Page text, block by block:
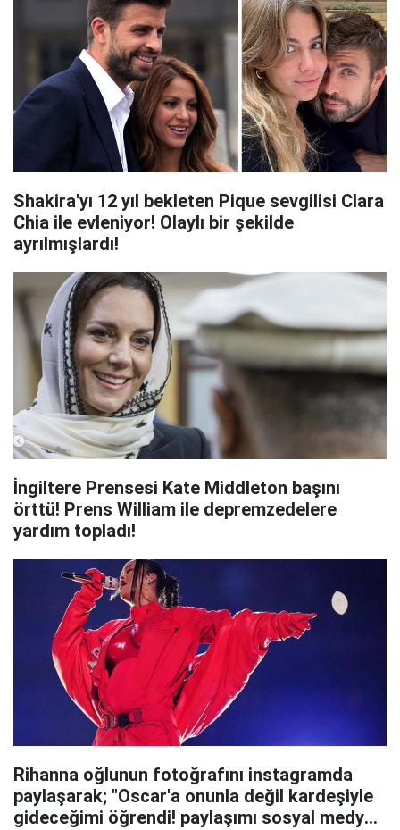
Shakira'yı 12 yıl bekleten Pique sevgilisi Clara
Chia ile evleniyor! Olaylı bir şekilde
ayrılmışlardı!
İngiltere Prensesi Kate Middleton başını
örttü! Prens William ile depremzedelere
yardım topladı!
Rihanna oğlunun fotoğrafını instagramda
paylaşarak; "Oscar'a onunla değil kardeşiyle
gideceğimi öğrendi! paylaşımı sosyal medya